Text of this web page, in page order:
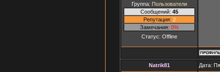
Группа: Пользователи
Сообщений: 45
Репутация: 2
Замечания: 0%
Статус: Offline
Natrik81 Дата: